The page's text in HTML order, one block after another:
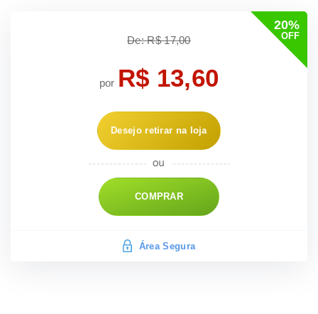
20%
OFF
De: R$ 17,00
por R$ 13,60
Desejo retirar na loja
COMPRAR
Área Segura